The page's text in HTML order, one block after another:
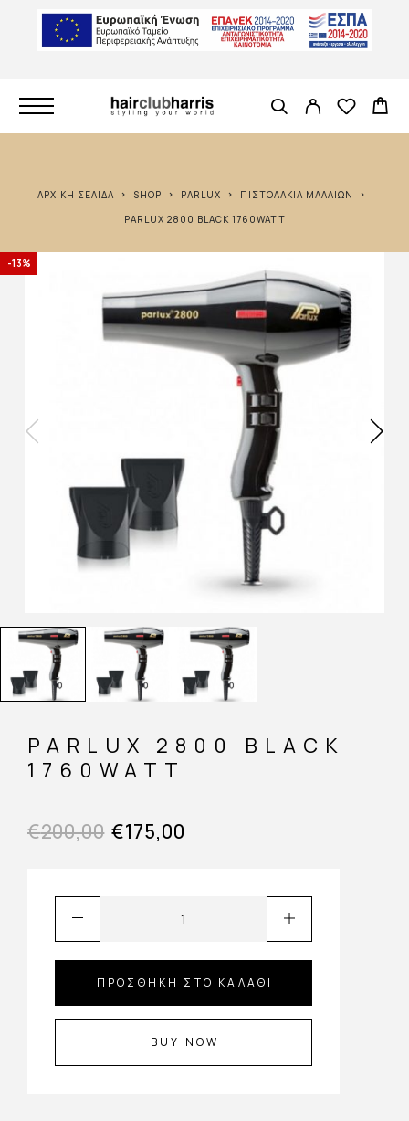
ΑΡΧΙΚΉ ΣΕΛΊΔΑ SHOP PARLUX
ΠΙΣΤΟΛΆΚΙΑ ΜΑΛΛΙΏΝ
PARLUX 2800 BLACK 1760WATT
-13%
PARLUX 2800 BLACK
1760WATT
€200,00 €175,00
ΠΡΟΣΘΉΚΗ ΣΤΟ ΚΑΛΆΘΙ
BUY NOW